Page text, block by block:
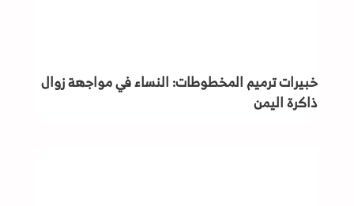
خبيرات ترميم المخطوطات: النساء في مواجهة زوال
ذاكرة اليمن